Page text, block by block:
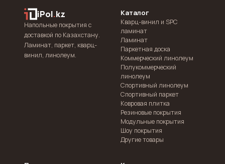
iPol.kz
Напольные покрытия с
доставкой по Казахстану.
Ламинат, паркет, кварц-
винил, линолеум.
Каталог
Кварц-винил и SPC
ламинат
Ламинат
Паркетная доска
Коммерческий линолеум
Полукоммерческий
линолеум
Спортивный линолеум
Спортивный паркет
Ковровая плитка
Резиновые покрытия
Модульные покрытия
Шоу покрытия
Другие товары